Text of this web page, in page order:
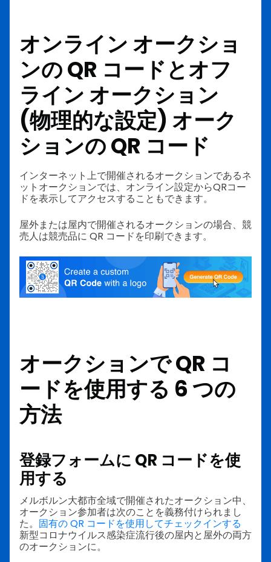
オンライン オークショ
ンの QR コードとオフ
ライン オークション
(物理的な設定) オーク
ションの QR コード
インターネット上で開催されるオークションであるネ
ットオークションでは、オンライン設定からQRコー
ドを表示してアクセスすることもできます。
屋外または屋内で開催されるオークションの場合、競
売人は競売品に QR コードを印刷できます。
オークションで QR コ
ードを使用する 6 つの
方法
登録フォームに QR コードを使
用する
メルボルン大都市全域で開催されたオークション中、
オークション参加者は次のことを義務付けられまし
た。 固有の QR コードを使用してチェックインする
新型コロナウイルス感染症流行後の屋内と屋外の両方
のオークションに。